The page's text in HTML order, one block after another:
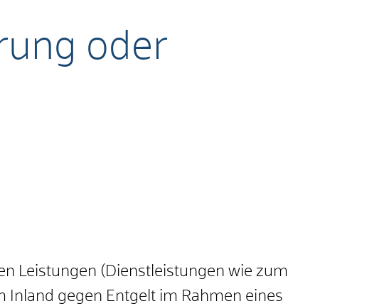
oder
Leistungen (Dienstleistungen wie zum
Inland gegen Entgelt im Rahmen eines